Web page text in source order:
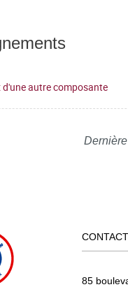
d'une autre composante
CONTACT
85